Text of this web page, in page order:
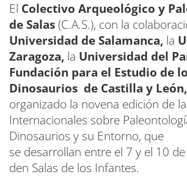
El Colectivo Arqueológico y
de Salas(C.A.S.), con la
Universidad de Salamanca, la
Zaragoza, la Universidad del
Fundación para el Estudio de
Dinosaurios de Castilla y León,
organizado la novena edición de
Internacionales sobre
Dinosaurios y su Entorno, que
se desarrollan entre el 7 y el 10
den Salas de los Infantes.